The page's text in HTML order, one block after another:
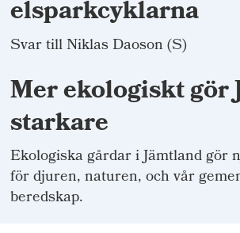
elsparkcyklarna
Svar till Niklas Daoson (S)
Mer ekologiskt gör
starkare
Ekologiska gårdar i Jämtland gör
för djuren, naturen, och vår
beredskap.